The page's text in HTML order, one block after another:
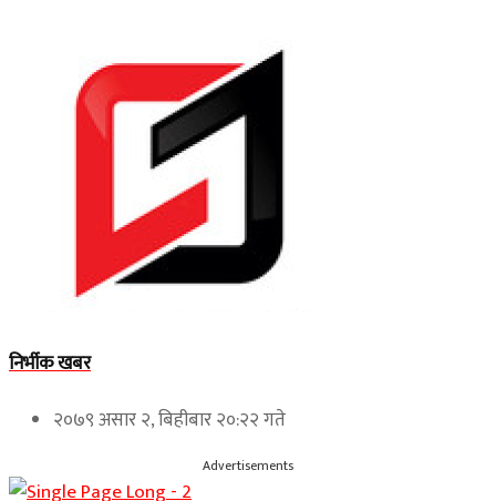
निर्भीक खबर
२०७९ असार २, बिहीबार २०:२२ गते
Advertisements